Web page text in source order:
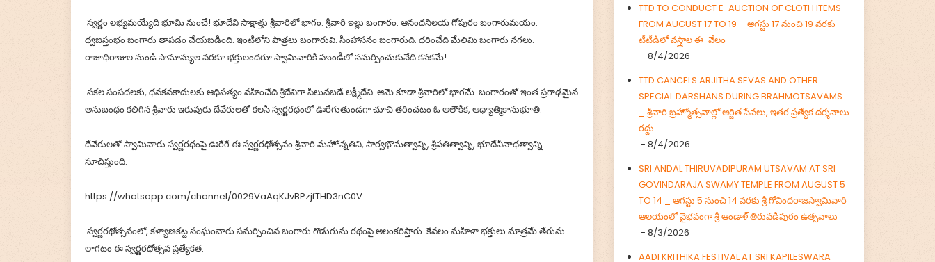
స్వర్ణం లభ్యమయ్యేది భూమి నుంచే! భూదేవి సాక్షాత్తు శ్రీవారిలో భాగం. శ్రీవారి ఇల్లు బంగారం. ఆనందనిలయ గోపురం బంగారుమయం.
ధ్వజస్తంభం బంగారు తాపడం చేయబడింది. ఇంటిలోని పాత్రలు బంగారువి. సింహాసనం బంగారుది. ధరించేది మేలిమి బంగారు నగలు.
రాజాధిరాజుల నుండి సామాన్యుల వరకూ భక్తులందరూ స్వామివారికి హుండీలో సమర్పించుకునేది కనకమే!
సకల సంపదలకు, ధనకనకాదులకు ఆధిపత్యం వహించేది శ్రీదేవిగా పిలువబడే లక్ష్మీదేవి. ఆమె కూడా శ్రీవారిలో భాగమే. బంగారంతో ఇంత ప్రగాఢమైన
అనుబంధం కలిగిన శ్రీవారు ఇరువురు దేవేరులతో కలసి స్వర్ణరథంలో ఊరేగుతుండగా చూచి తరించటం ఓ అలౌకిక, ఆధ్యాత్మికానుభూతి.
దేవేరులతో స్వామివారు స్వర్ణరథంపై ఊరేగే ఈ స్వర్ణరథోత్సవం శ్రీవారి మహోన్నతిని, సార్వభౌమత్వాన్ని, శ్రీపతిత్వాన్ని, భూదేవీనాథత్వాన్ని
సూచిస్తుంది.
https://whatsapp.com/channel/0029VaAqKJvBPzjfTHD3nC0V
స్వర్ణరథోత్సవంలో, కళ్యాణకట్ట సంఘంవారు సమర్పించిన బంగారు గొడుగును రథంపై అలంకరిస్తారు. కేవలం మహిళా భక్తులు మాత్రమే తేరును
లాగటం ఈ స్వర్ణరథోత్సవ ప్రత్యేకత.
TTD TO CONDUCT E-AUCTION OF CLOTH ITEMS
FROM AUGUST 17 TO 19 _ ఆగస్టు 17 నుంచి 19 వరకు
టీటీడీలో వస్త్రాల ఈ-వేలం
- 8/4/2026
TTD CANCELS ARJITHA SEVAS AND OTHER
SPECIAL DARSHANS DURING BRAHMOTSAVAMS
_ శ్రీవారి బ్రహ్మోత్సవాల్లో ఆర్జిత సేవలు, ఇతర ప్రత్యేక దర్శనాలు
రద్దు
- 8/4/2026
SRI ANDAL THIRUVADIPURAM UTSAVAM AT SRI
GOVINDARAJA SWAMY TEMPLE FROM AUGUST 5
TO 14 _ ఆగస్టు 5 నుంచి 14 వరకు శ్రీ గోవిందరాజస్వామివారి
ఆలయంలో వైభవంగా శ్రీ ఆండాళ్ తిరువడిపురం ఉత్సవాలు
- 8/3/2026
AADI KRITHIKA FESTIVAL AT SRI KAPILESWARA